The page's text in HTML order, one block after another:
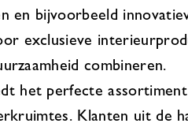
en bijvoorbeeld
exclusieve
combineren.
het perfecte
Klanten uit de